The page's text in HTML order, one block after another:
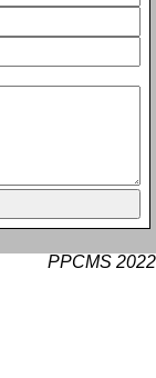
PPCMS 2022